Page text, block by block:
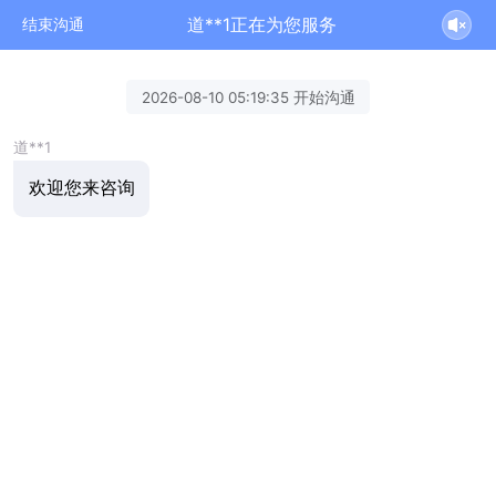
结束沟通 道**1正在为您服务
2026-08-10 05:19:35 开始沟通
道**1
欢迎您来咨询